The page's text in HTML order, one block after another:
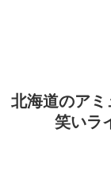
北海道のア
笑いラ